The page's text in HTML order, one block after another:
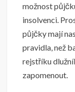
možnost
insolvenci.
půjčky mají
pravidla, než
rejstříku
zapomenout.